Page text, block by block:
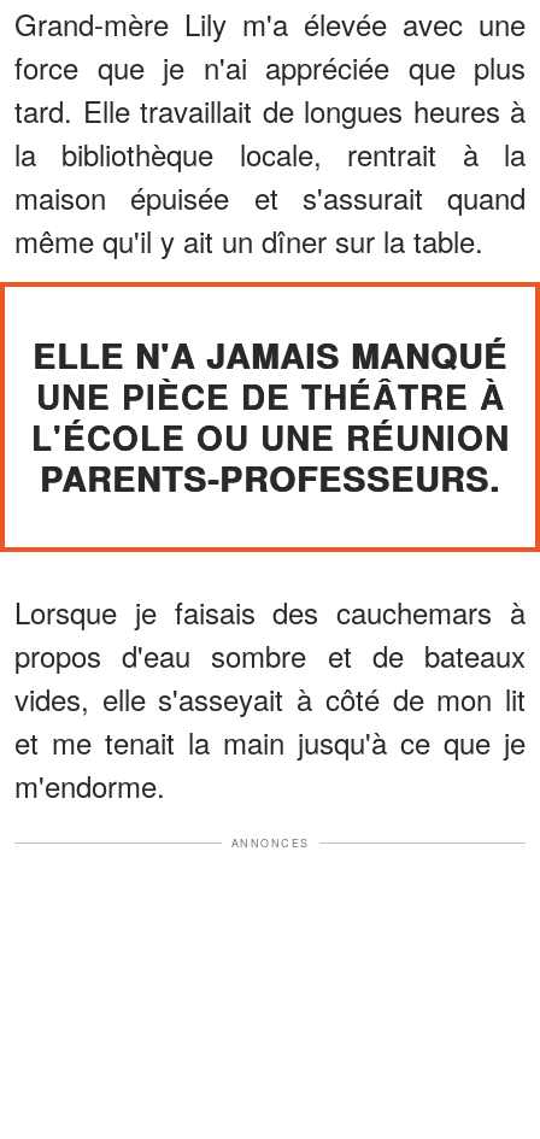
Grand-mère Lily m'a élevée avec une
force que je n'ai appréciée que plus
tard. Elle travaillait de longues heures à
la bibliothèque locale, rentrait à la
maison épuisée et s'assurait quand
même qu'il y ait un dîner sur la table.
ELLE N'A JAMAIS MANQUÉ
UNE PIÈCE DE THÉÂTRE À
L'ÉCOLE OU UNE RÉUNION
PARENTS-PROFESSEURS.
Lorsque je faisais des cauchemars à
propos d'eau sombre et de bateaux
vides, elle s'asseyait à côté de mon lit
et me tenait la main jusqu'à ce que je
m'endorme.
ANNONCES